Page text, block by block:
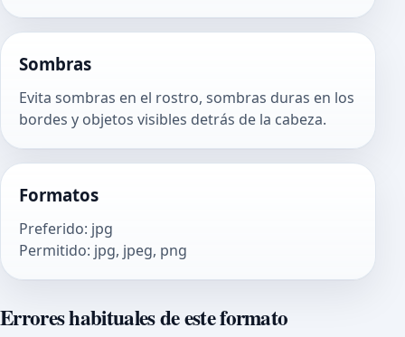
Sombras
Evita sombras en el rostro, sombras duras en los
bordes y objetos visibles detrás de la cabeza.
Formatos
Preferido: jpg
Permitido: jpg, jpeg, png
Errores habituales de este formato